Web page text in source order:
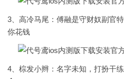
3、高冷马尾：傅融是守财奴副官
你花钱
4、棕发小辫：名字未知，打扮干